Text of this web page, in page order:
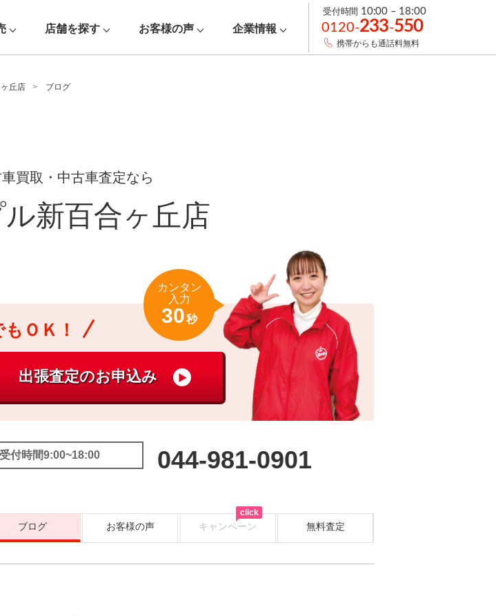
店舗を探す お客様の声 企業情報
受付時間 10:00 – 18:00
0120-233-550
携帯からも通話料無料
丘店 ブログ
買取・中古車査定なら
新百合ヶ丘店
ＯＫ！
カンタン
入力
30秒
受付時間9:00~18:00 044-981-0901
ブログ お客様の声 キャンペーン 無料査定
click